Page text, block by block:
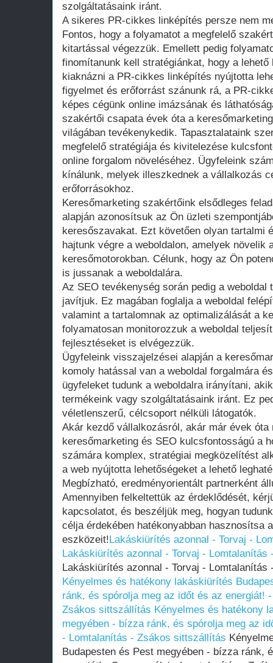
szolgáltatásaink iránt.
A sikeres PR-cikkes linképítés persze nem
Fontos, hogy a folyamatot a megfelelő
kitartással végezzük. Emellett pedig
finomítanunk kell stratégiánkat, hogy a lehető
kiaknázni a PR-cikkes linképítés nyújtotta
figyelmet és erőforrást szánunk rá, a PR-
képes cégünk online imázsának és
szakértői csapata évek óta a
világában tevékenykedik. Tapasztalataink
megfelelő stratégiája és kivitelezése
online forgalom növeléséhez. Ügyfeleink
kínálunk, melyek illeszkednek a vállalkozás
erőforrásokhoz.
Keresőmarketing szakértőink elsődleges
alapján azonosítsuk az Ön üzleti
keresőszavakat. Ezt követően olyan tartalmi
hajtunk végre a weboldalon, amelyek növelik
keresőmotorokban. Célunk, hogy az Ön
is jussanak a weboldalára.
Az SEO tevékenység során pedig a
javítjuk. Ez magában foglalja a weboldal
valamint a tartalomnak az optimalizálását a
folyamatosan monitorozzuk a weboldal
fejlesztéseket is elvégezzük.
Ügyfeleink visszajelzései alapján a
komoly hatással van a weboldal forgalmára
ügyfeleket tudunk a weboldalra irányítani,
termékeink vagy szolgáltatásaink iránt. Ez
véletlenszerű, célcsoport nélküli látogatók.
Akár kezdő vállalkozásról, akár már évek óta
keresőmarketing és SEO kulcsfontosságú a
számára komplex, stratégiai megközelítést
a web nyújtotta lehetőségeket a lehető
Megbízható, eredményorientált partnerként
Amennyiben felkeltettük az érdeklődését,
kapcsolatot, és beszéljük meg, hogyan
célja érdekében hatékonyabban hasznosítsa
eszközeit!Lakáskiürítés azonnal - Torvaj -
Lakáskiürítés azonnal - Torvaj -
Lakáskiürítés azonnal - Torvaj -
Kényelmes és hatékony lakáskiürítés
ránk, és spórolja meg az időt és az energiát!
Zsákos sittszállítás Kényelmes és hatékony
megyében - bízza ránk, és spórolja meg az
- Lomtalanítás - Zsákos sittszállítás
Budapesten és Pest megyében - bízza ránk,